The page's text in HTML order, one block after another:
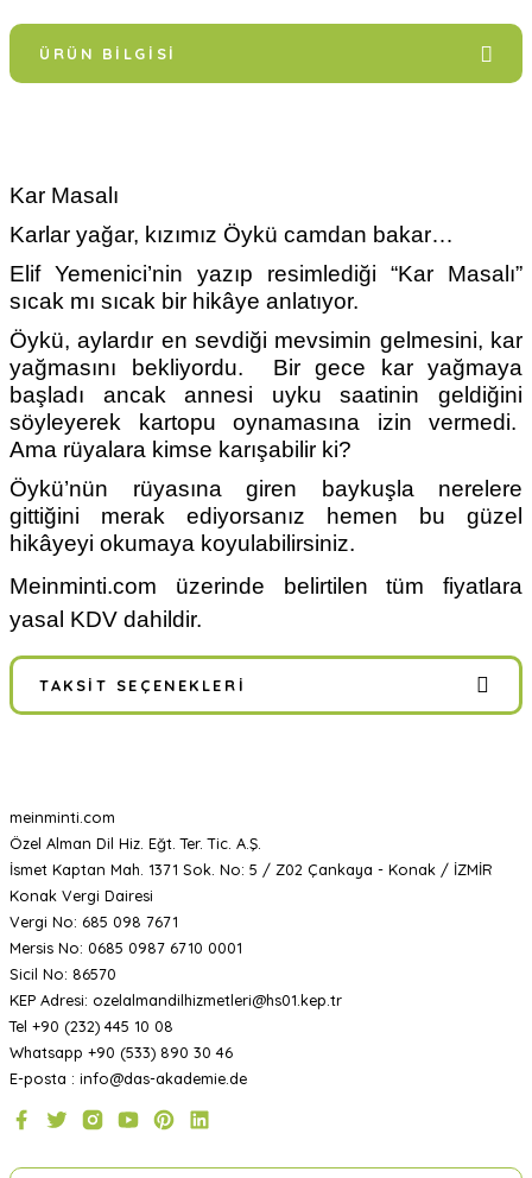
ÜRÜN BILGISI
Kar Masalı
Karlar yağar, kızımız Öykü camdan bakar…
Elif Yemenici’nin yazıp resimlediği “Kar Masalı”
sıcak mı sıcak bir hikâye anlatıyor.
Öykü, aylardır en sevdiği mevsimin gelmesini, kar
yağmasını bekliyordu. Bir gece kar yağmaya
başladı ancak annesi uyku saatinin geldiğini
söyleyerek kartopu oynamasına izin vermedi.
Ama rüyalara kimse karışabilir ki?
Öykü’nün rüyasına giren baykuşla nerelere
gittiğini merak ediyorsanız hemen bu güzel
hikâyeyi okumaya koyulabilirsiniz.
Meinminti.com üzerinde belirtilen tüm fiyatlara
yasal KDV dahildir.
TAKSIT SEÇENEKLERI
meinminti.com
Özel Alman Dil Hiz. Eğt. Ter. Tic. A.Ş.
İsmet Kaptan Mah. 1371 Sok. No: 5 / Z02 Çankaya - Konak / İZMİR
Konak Vergi Dairesi
Vergi No: 685 098 7671
Mersis No: 0685 0987 6710 0001
Sicil No: 86570
KEP Adresi: ozelalmandilhizmetleri@hs01.kep.tr
Tel +90 (232) 445 10 08
Whatsapp +90 (533) 890 30 46
E-posta : info@das-akademie.de